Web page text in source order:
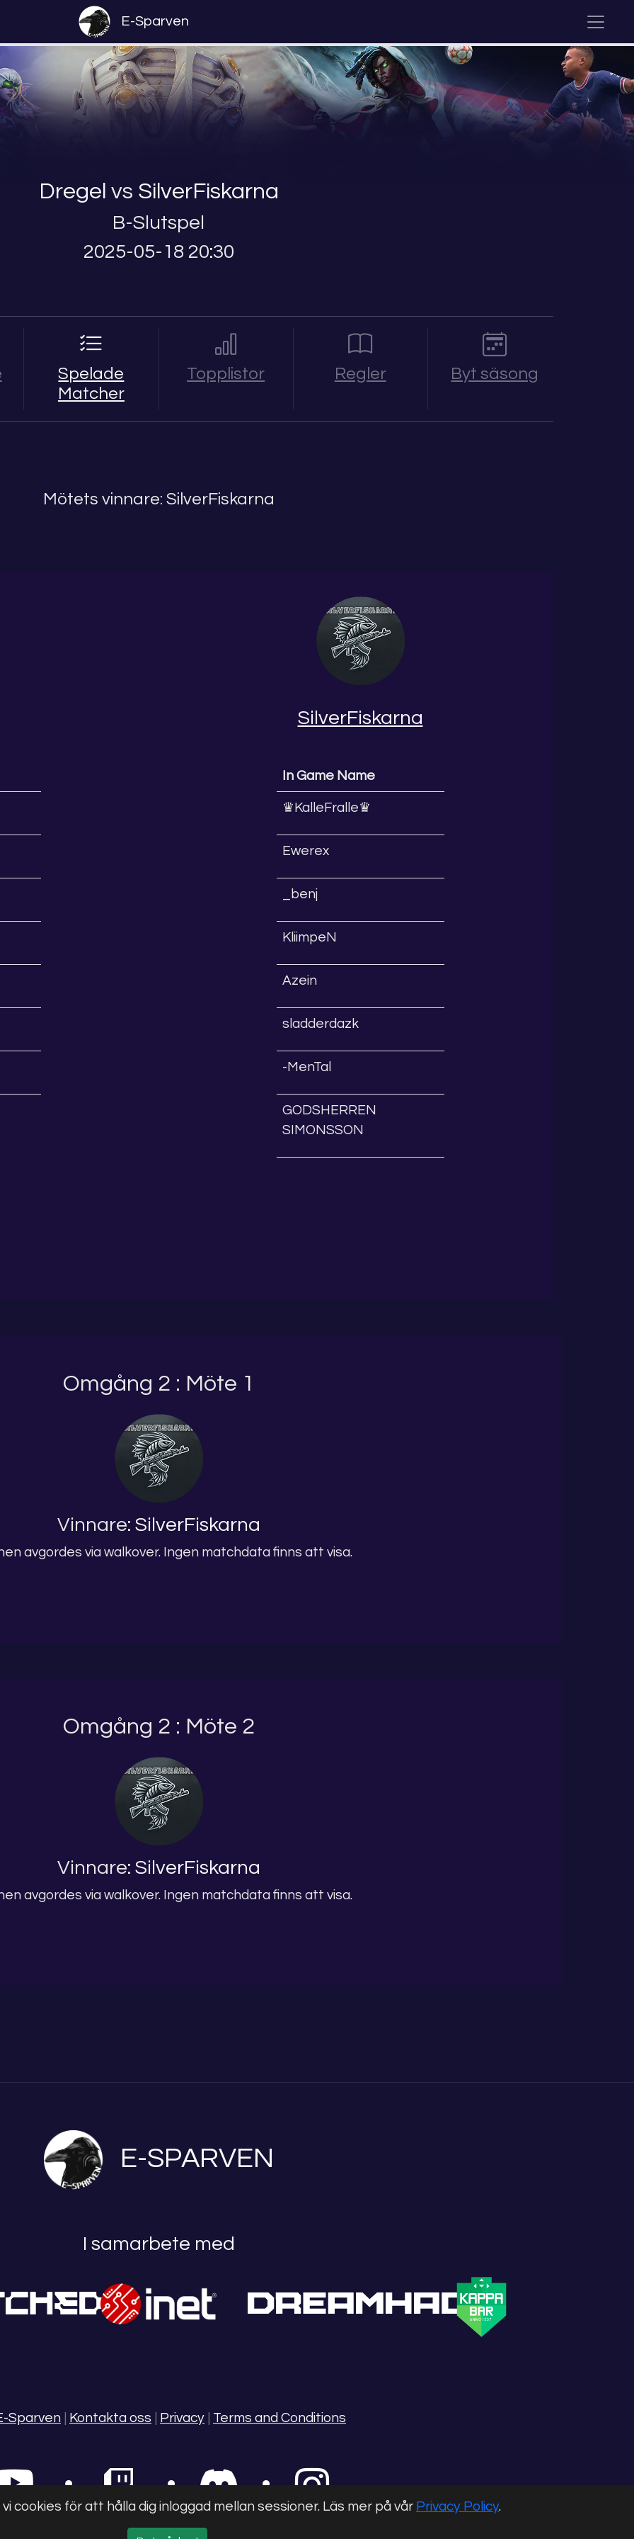
E-Sparven
cookies för att hålla dig inloggad mellan sessioner. Läs mer på vår Privacy Policy.
Dregel vs SilverFiskarna
B-Slutspel
2025-05-18 20:30
Spelade
Matcher
Topplistor Regler Byt säsong
Mötets vinnare: SilverFiskarna
SilverFiskarna
In Game Name
♛KalleFralle♛
Ewerex
_benj
KliimpeN
Azein
sladderdazk
-MenTal
GODSHERREN
SIMONSSON
Omgång 2 : Möte 1
Vinnare: SilverFiskarna
avgordes via walkover. Ingen matchdata finns att visa.
Omgång 2 : Möte 2
Vinnare: SilverFiskarna
avgordes via walkover. Ingen matchdata finns att visa.
E-SPARVEN
I samarbete med
Sparven Kontakta oss Privacy Terms and Conditions